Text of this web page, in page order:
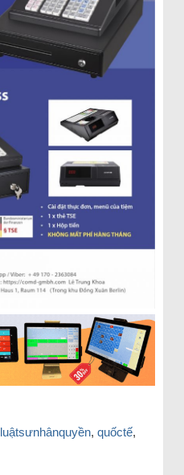
luậtsưnhânquyền, quốctế,